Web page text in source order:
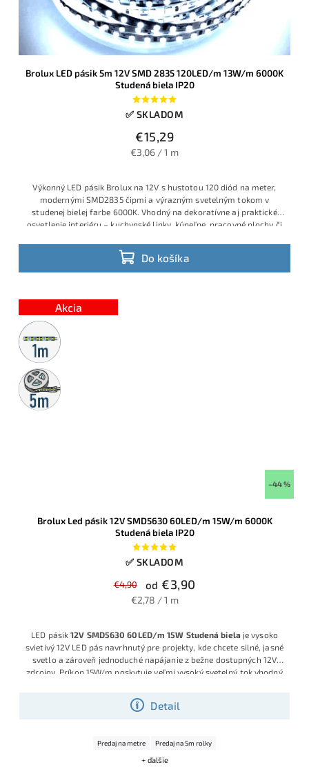
Brolux LED pásik 5m 12V SMD 2835 120LED/m 13W/m 6000K
Studená biela IP20
✅ SKLADOM
€15,29
€3,06 / 1 m
Do košíka
Výkonný LED pásik Brolux na 12V s hustotou 120 diód na meter,
modernými SMD2835 čipmi a výrazným svetelným tokom v
studenej bielej farbe 6000K. Vhodný na dekoratívne aj praktické
osvetlenie interiéru – kuchynské linky, kúpeľne, pracovné plochy či
Akcia
Metrážny
predaj
5m
rolka
–44 %
Brolux Led pásik 12V SMD5630 60LED/m 15W/m 6000K
Studená biela IP20
✅ SKLADOM
€4,90 od €3,90
€2,78 / 1 m
Detail
LED pásik12V SMD5630 60LED/m 15W Studená bielaje vysoko
svietivý 12V LED pás navrhnutý pre projekty, kde chcete silné, jasné
svetlo a zároveň jednoduché napájanie z bežne dostupných 12V
zdrojov. Príkon 15W/m poskytuje veľmi vysoký svetelný tok vhodný
väčšou plochou lepšie rozkladá svetlo a znižuje riziko „bodkového“
efektu. Vďaka hustote 60LED/m, studenej bielej 6000K a
priestorov.
Predaj na metre Predaj na 5m rolky
+ ďalšie